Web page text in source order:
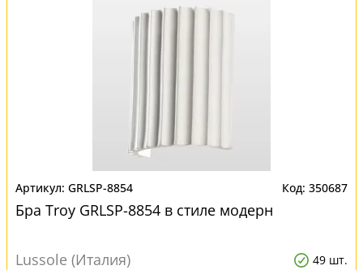
GRLSP-8854 350687
Бра Troy GRLSP-8854 в стиле модерн
Lussole (Италия) 49 шт.